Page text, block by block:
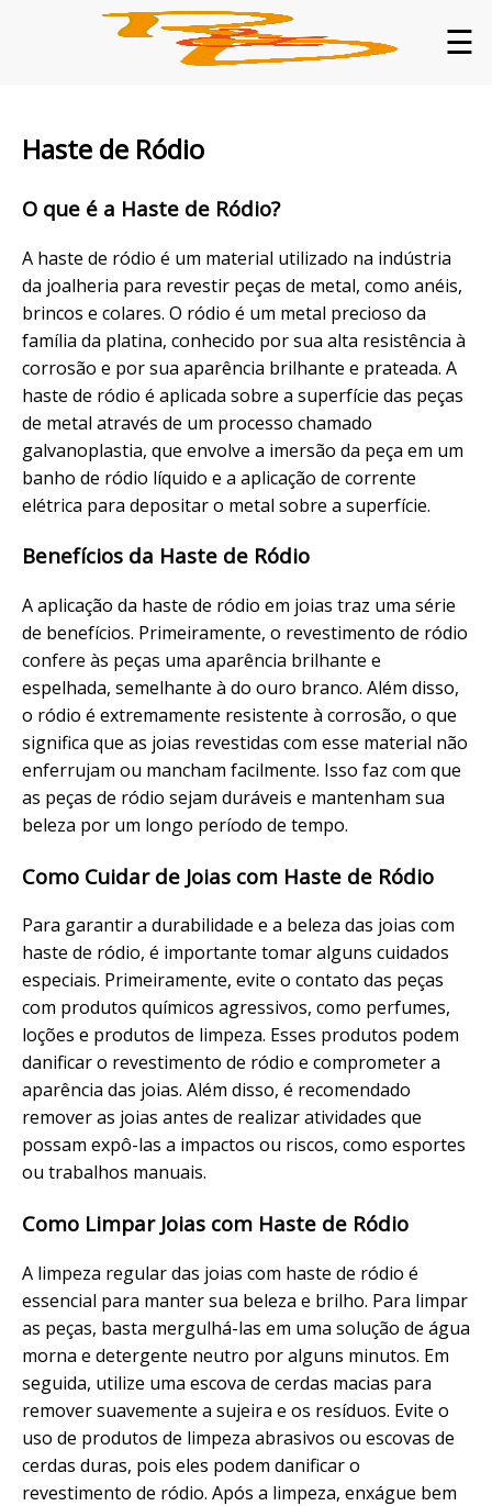
☰
Haste de Ródio
O que é a Haste de Ródio?
A haste de ródio é um material utilizado na indústria
da joalheria para revestir peças de metal, como anéis,
brincos e colares. O ródio é um metal precioso da
família da platina, conhecido por sua alta resistência à
corrosão e por sua aparência brilhante e prateada. A
haste de ródio é aplicada sobre a superfície das peças
de metal através de um processo chamado
galvanoplastia, que envolve a imersão da peça em um
banho de ródio líquido e a aplicação de corrente
elétrica para depositar o metal sobre a superfície.
Benefícios da Haste de Ródio
A aplicação da haste de ródio em joias traz uma série
de benefícios. Primeiramente, o revestimento de ródio
confere às peças uma aparência brilhante e
espelhada, semelhante à do ouro branco. Além disso,
o ródio é extremamente resistente à corrosão, o que
significa que as joias revestidas com esse material não
enferrujam ou mancham facilmente. Isso faz com que
as peças de ródio sejam duráveis e mantenham sua
beleza por um longo período de tempo.
Como Cuidar de Joias com Haste de Ródio
Para garantir a durabilidade e a beleza das joias com
haste de ródio, é importante tomar alguns cuidados
especiais. Primeiramente, evite o contato das peças
com produtos químicos agressivos, como perfumes,
loções e produtos de limpeza. Esses produtos podem
danificar o revestimento de ródio e comprometer a
aparência das joias. Além disso, é recomendado
remover as joias antes de realizar atividades que
possam expô-las a impactos ou riscos, como esportes
ou trabalhos manuais.
Como Limpar Joias com Haste de Ródio
A limpeza regular das joias com haste de ródio é
essencial para manter sua beleza e brilho. Para limpar
as peças, basta mergulhá-las em uma solução de água
morna e detergente neutro por alguns minutos. Em
seguida, utilize uma escova de cerdas macias para
remover suavemente a sujeira e os resíduos. Evite o
uso de produtos de limpeza abrasivos ou escovas de
cerdas duras, pois eles podem danificar o
revestimento de ródio. Após a limpeza, enxágue bem